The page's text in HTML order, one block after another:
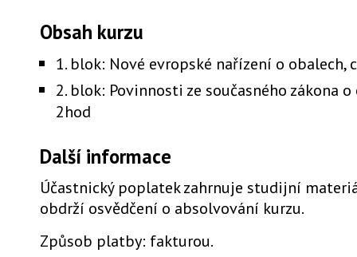
Obsah kurzu
1. blok: Nové evropské nařízení o obalech,
2. blok: Povinnosti ze současného zákona o
2hod
Další informace
Účastnický poplatek zahrnuje studijní
obdrží osvědčení o absolvování kurzu.
Způsob platby: fakturou.